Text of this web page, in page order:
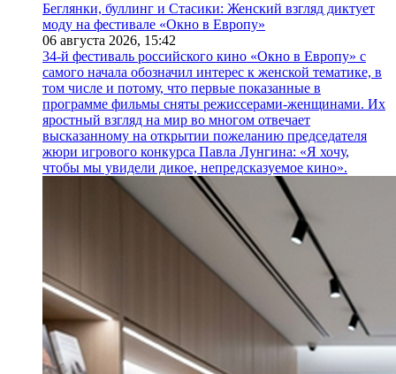
Беглянки, буллинг и Стасики: Женский взгляд диктует
моду на фестивале «Окно в Европу»
06 августа 2026, 15:42
34-й фестиваль российского кино «Окно в Европу» с
самого начала обозначил интерес к женской тематике, в
том числе и потому, что первые показанные в
программе фильмы сняты режиссерами-женщинами. Их
яростный взгляд на мир во многом отвечает
высказанному на открытии пожеланию председателя
жюри игрового конкурса Павла Лунгина: «Я хочу,
чтобы мы увидели дикое, непредсказуемое кино».